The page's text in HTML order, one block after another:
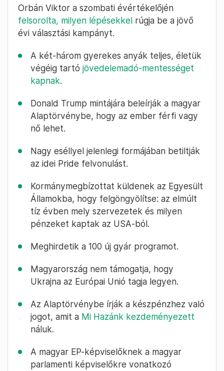
Orbán Viktor a szombati évértékelőjén
felsorolta, milyen lépésekkel rúgja be a jövő
évi választási kampányt.
A két-három gyerekes anyák teljes, életük
végéig tartó jövedelemadó-mentességet
kapnak.
Donald Trump mintájára beleírják a magyar
Alaptörvénybe, hogy az ember férfi vagy
nő lehet.
Nagy eséllyel jelenlegi formájában betiltják
az idei Pride felvonulást.
Kormánymegbízottat küldenek az Egyesült
Államokba, hogy felgöngyölítse: az elmúlt
tíz évben mely szervezetek és milyen
pénzeket kaptak az USA-ból.
Meghirdetik a 100 új gyár programot.
Magyarország nem támogatja, hogy
Ukrajna az Európai Unió tagja legyen.
Az Alaptörvénybe írják a készpénzhez való
jogot, amit a Mi Hazánk kezdeményezett
náluk.
A magyar EP-képviselőknek a magyar
parlamenti képviselőkre vonatkozó